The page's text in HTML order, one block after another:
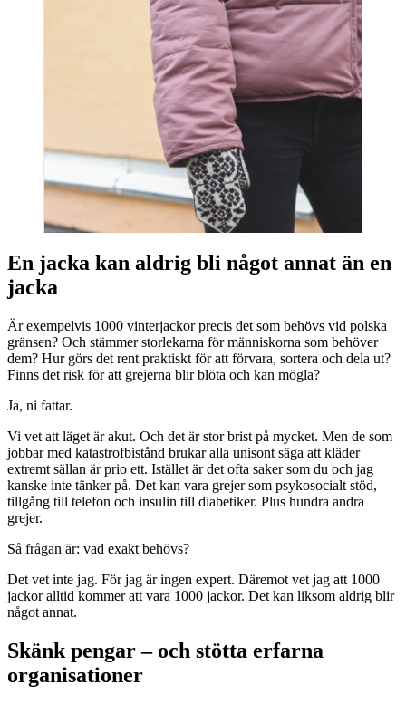
En jacka kan aldrig bli något annat än en
jacka
Är exempelvis 1000 vinterjackor precis det som behövs vid polska
gränsen? Och stämmer storlekarna för människorna som behöver
dem? Hur görs det rent praktiskt för att förvara, sortera och dela ut?
Finns det risk för att grejerna blir blöta och kan mögla?
Ja, ni fattar.
Vi vet att läget är akut. Och det är stor brist på mycket. Men de som
jobbar med katastrofbistånd brukar alla unisont säga att kläder
extremt sällan är prio ett. Istället är det ofta saker som du och jag
kanske inte tänker på. Det kan vara grejer som psykosocialt stöd,
tillgång till telefon och insulin till diabetiker. Plus hundra andra
grejer.
Så frågan är: vad exakt behövs?
Det vet inte jag. För jag är ingen expert. Däremot vet jag att 1000
jackor alltid kommer att vara 1000 jackor. Det kan liksom aldrig blir
något annat.
Skänk pengar – och stötta erfarna
organisationer